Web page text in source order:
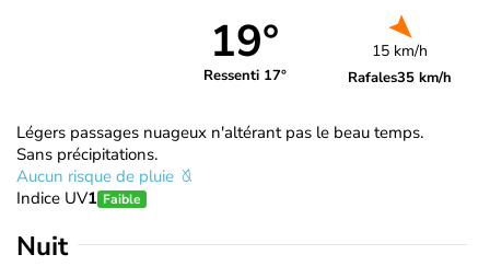
19°
Ressenti 17°
15 km/h
Rafales35 km/h
Légers passages nuageux n'altérant pas le beau temps.
Sans précipitations.
Aucun risque de pluie
Indice UV1 Faible
Nuit